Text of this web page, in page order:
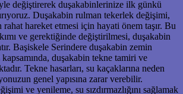
değiştirerek duşakabinlerinize ilk günkü
Duşakabin rulman tekerlek değişimi,
rahat hareket etmesi için hayati önem taşır. Bu
ve gerektiğinde değiştirilmesi, duşakabin
Başiskele Serindere duşakabin zemin
duşakabin tekne tamiri ve
Tekne hasarları, su kaçaklarına neden
genel yapısına zarar verebilir.
ve yenileme, su sızdırmazlığını sağlamak